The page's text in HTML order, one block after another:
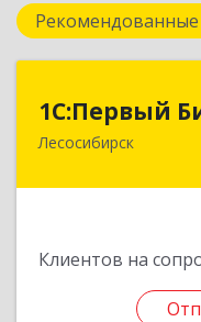
1С:Первый
Лесосибирск
Клиентов на
662544,